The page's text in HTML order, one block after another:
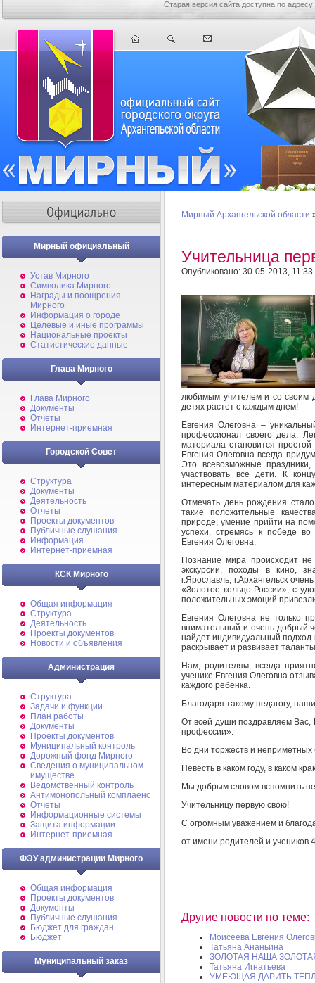
Старая версия сайта доступна по адресу
Мирный официальный
Устав Мирного
Символика Мирного
Награды и поощрения
Мирного
Информация о городе
Целевые и иные программы
Национальные проекты
Статистические данные
Глава Мирного
Глава Мирного
Документы
Отчеты
Интернет-приемная
Городской Совет
Структура
Документы
Деятельность
Отчеты
Проекты документов
Публичные слушания
Информация
Интернет-приемная
КСК Мирного
Общая информация
Структура
Деятельность
Проекты документов
Новости и объявления
Администрация
Структура
Задачи и функции
План работы
Документы
Проекты документов
Муниципальный контроль
Дорожный фонд Мирного
Cведения о муниципальном
имуществе
Ведомственный контроль
Антимонопольный комплаенс
Отчеты
Информационные системы
Защита информации
Интернет-приемная
ФЭУ администрации Мирного
Общая информация
Проекты документов
Документы
Публичные слушания
Бюджет для граждан
Бюджет
Муниципальный заказ
Мирный Архангельской области
Учительница
Опубликовано: 30-05-2013, 11:33
любимым учителем и со своим
детях растет с каждым днем!
Евгения Олеговна –
профессионал своего дела.
материала становится
Евгения Олеговна всегда
Это всевозможные
участвовать все дети. К
интересным материалом для
Отмечать день рождения
такие положительные
природе, умение прийти на
успехи, стремясь к победе
Евгения Олеговна.
Познание мира происходит
экскурсии, походы в кино,
г.Ярославль, г.Архангельск
«Золотое кольцо России», с
положительных эмоций
Евгения Олеговна не только
внимательный и очень добрый
найдет индивидуальный подход
раскрывает и развивает
Нам, родителям, всегда
ученике Евгения Олеговна
каждого ребенка.
Благодаря такому педагогу,
От всей души поздравляем Вас,
профессии».
Во дни торжеств и неприметных
Невесть в каком году, в каком
Мы добрым словом вспомнить
Учительницу первую свою!
С огромным уважением и
от имени родителей и
Другие новости по теме:
Моисеева Евгения
Татьяна Ананьина
ЗОЛОТАЯ НАША
Татьяна Игнатьева
УМЕЮЩАЯ ДАРИТЬ